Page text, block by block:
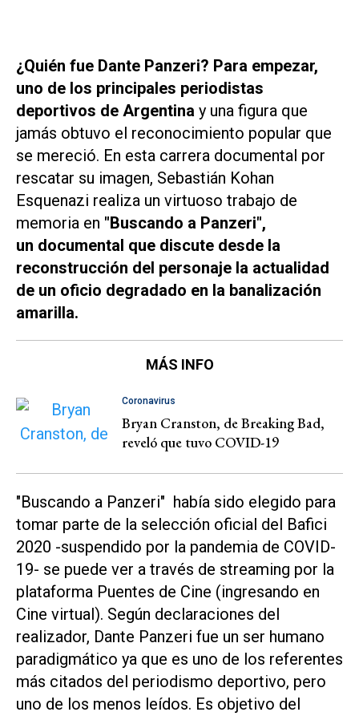
¿Quién fue Dante Panzeri? Para empezar,
uno de los principales periodistas
deportivos de Argentina y una figura que
jamás obtuvo el reconocimiento popular que
se mereció. En esta carrera documental por
rescatar su imagen, Sebastián Kohan
Esquenazi realiza un virtuoso trabajo de
memoria en "Buscando a Panzeri",
un documental que discute desde la
reconstrucción del personaje la actualidad
de un oficio degradado en la banalización
amarilla.
MÁS INFO
Coronavirus
Bryan Cranston, de Breaking Bad,
reveló que tuvo COVID-19
"Buscando a Panzeri" había sido elegido para
tomar parte de la selección oficial del Bafici
2020 -suspendido por la pandemia de COVID-
19- se puede ver a través de streaming por la
plataforma Puentes de Cine (ingresando en
Cine virtual). Según declaraciones del
realizador, Dante Panzeri fue un ser humano
paradigmático ya que es uno de los referentes
más citados del periodismo deportivo, pero
uno de los menos leídos. Es objetivo del